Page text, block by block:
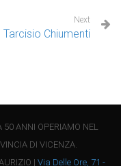
Next
Tarcisio Chiumenti
ANNI OPERIAMO NEL
DI VICENZA.
| Via Delle Ore, 71 -